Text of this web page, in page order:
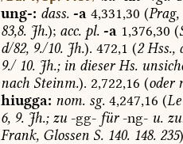
ung-: dass. -a4,331,30 (Prag,
83,8.Jh.); acc.pl. -a1,376,30 (
d/82,9./10.Jh.). 472,1 (2Hss.,
9./ 10.Jh.;indieserHs.
nach Steinm.). 2,722,16 (oder
hiugga: nom.sg. 4,247,16 (
6,9.Jh.;zu-gg- für-ng- u.
Frank,GlossenS.140.148.235